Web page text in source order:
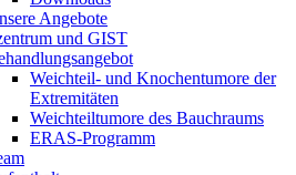
Angebote
und GIST
Weichteil- und Knochentumore der
Extremitäten
Weichteiltumore des Bauchraums
ERAS-Programm